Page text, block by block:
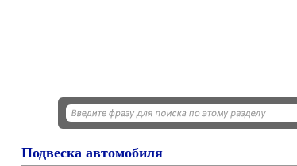
Подвеска автомобиля